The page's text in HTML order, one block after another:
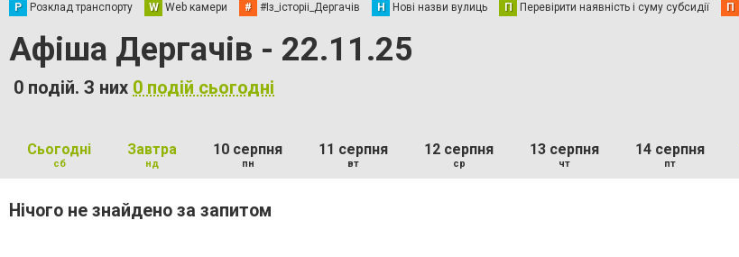
Р Розклад транспорту W Web камери # #Із_історіі_Дергачів Н Нові назви вулиць П Перевірити наявність і суму субсидії П
Афіша Дергачів - 22.11.25
0 подій. З них 0 подій сьогодні
Сьогодні
сб
Завтра
нд
10 серпня
пн
11 серпня
вт
12 серпня
ср
13 серпня
чт
14 серпня
пт
Нічого не знайдено за запитом